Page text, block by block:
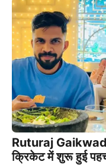
Ruturaj
क्रिकेट में शुरू हुई